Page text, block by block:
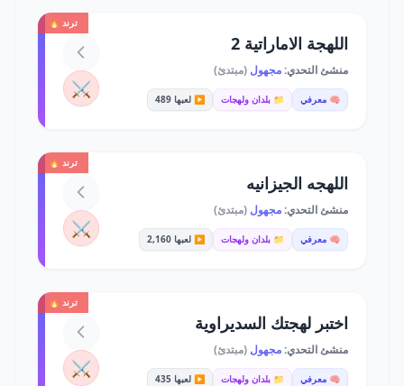
ترند 🔥
اللهجة الاماراتية 2
منشئ التحدي:مجهول (مبتدئ)
🧠 معرفي 📁 بلدان ولهجات ▶️ لعبها 489 ⚔️
ترند 🔥
اللهجه الجيزانيه
منشئ التحدي:مجهول (مبتدئ)
🧠 معرفي 📁 بلدان ولهجات ▶️ لعبها 2,160 ⚔️
ترند 🔥
اختبر لهجتك السديراوية
منشئ التحدي:مجهول (مبتدئ)
🧠 معرفي 📁 بلدان ولهجات ▶️ لعبها 435 ⚔️